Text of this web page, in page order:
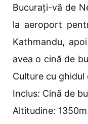
Bucurați-vă de
la aeroport
Kathmandu,
avea o cină de
Culture cu
Inclus: Cină de
Altitudine: